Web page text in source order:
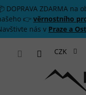
Přejít na obsah
DOPRAVA ZDARMA
👉 věrnostního
nás v Praze a
CZK